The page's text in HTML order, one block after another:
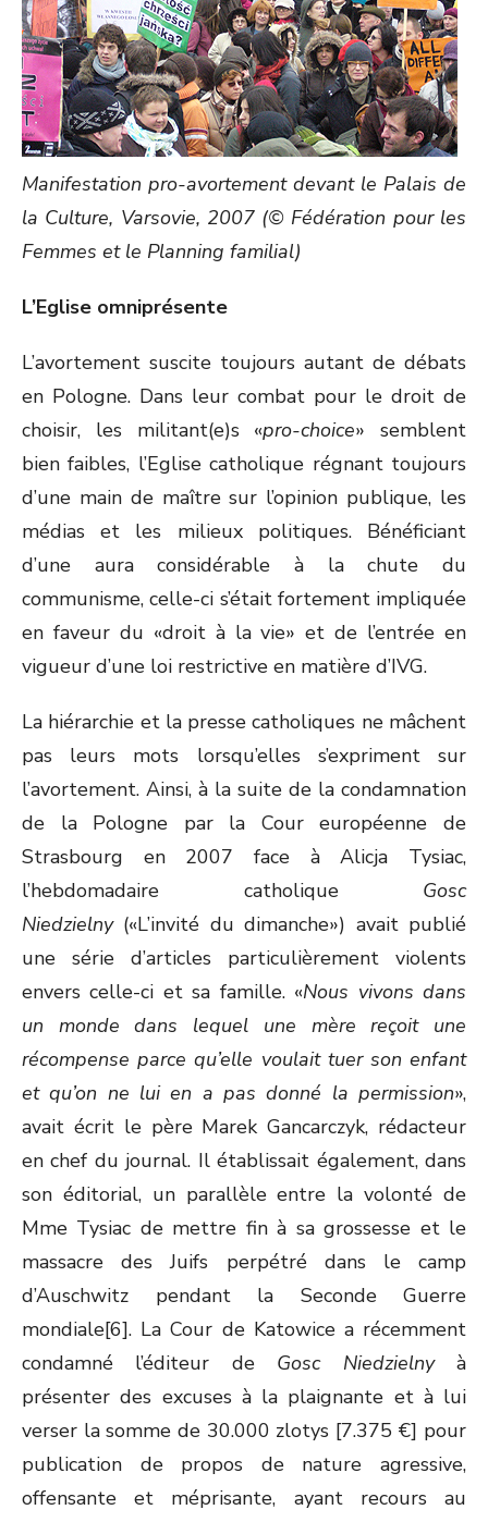
Manifestation pro-avortement devant le Palais de
la Culture, Varsovie, 2007 (© Fédération pour les
Femmes et le Planning familial)
L’Eglise omniprésente
L’avortement suscite toujours autant de débats
en Pologne. Dans leur combat pour le droit de
choisir, les militant(e)s «pro-choice» semblent
bien faibles, l’Eglise catholique régnant toujours
d’une main de maître sur l’opinion publique, les
médias et les milieux politiques. Bénéficiant
d’une aura considérable à la chute du
communisme, celle-ci s’était fortement impliquée
en faveur du «droit à la vie» et de l’entrée en
vigueur d’une loi restrictive en matière d’IVG.
La hiérarchie et la presse catholiques ne mâchent
pas leurs mots lorsqu’elles s’expriment sur
l’avortement. Ainsi, à la suite de la condamnation
de la Pologne par la Cour européenne de
Strasbourg en 2007 face à Alicja Tysiac,
l’hebdomadaire catholique Gosc
Niedzielny(«L’invité du dimanche») avait publié
une série d’articles particulièrement violents
envers celle-ci et sa famille. «Nous vivons dans
un monde dans lequel une mère reçoit une
récompense parce qu’elle voulait tuer son enfant
et qu’on ne lui en a pas donné la permission»,
avait écrit le père Marek Gancarczyk, rédacteur
en chef du journal. Il établissait également, dans
son éditorial, un parallèle entre la volonté de
Mme Tysiac de mettre fin à sa grossesse et le
massacre des Juifs perpétré dans le camp
d’Auschwitz pendant la Seconde Guerre
mondiale[6]. La Cour de Katowice a récemment
condamné l’éditeur de Gosc Niedzielnyà
présenter des excuses à la plaignante et à lui
verser la somme de 30.000 zlotys [7.375 €] pour
publication de propos de nature agressive,
offensante et méprisante, ayant recours au